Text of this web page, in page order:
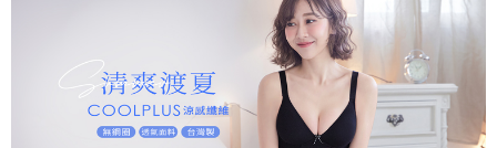
2.透過簡訊連結打開帳單後，可選擇「超商條碼／台灣大直營門市／銀行轉
帳／街口支付／iPASS MONEY」等通路繳費。
【注意事項】
1.本服務係由「台灣大哥大股份有限公司」（以下簡稱本公司）所提供，讓
用戶於交易時，得透過本服務購買商品或服務，並由商店將買賣／分期付款
買賣價金債權讓與本公司後，依約使用本公司帳單繳交帳款。
１．於結帳方式選擇「AFTEE先享後付」後，將跳轉至「AFTEE先享後付」
結帳頁面，進行簡訊認證並確認金額後，即可完成結帳。
２．訂單成立數日內，您將收到繳費通知簡訊。
３．收到繳費通知簡訊後14天內，點擊此簡訊中的連結，可透過四大超商／
ATM／網路銀行／等多元方式進行付款，方視為交易完成。
※ 請注意：結帳手續完成當下不需立刻繳費，但若您需要取消訂單，請聯絡
購買商品的店家。未經商家同意取消之訂單仍視為有效，需透過AFTEE先享
全家取貨付款
每筆NT$80，滿NT$499(含以上)免運費
付款後全家取貨